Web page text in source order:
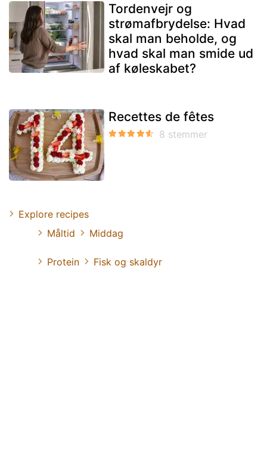
Tordenvejr og
strømafbrydelse: Hvad
skal man beholde, og
hvad skal man smide ud
af køleskabet?
Recettes de fêtes
Explore recipes
Måltid
Middag
Protein Fisk og skaldyr